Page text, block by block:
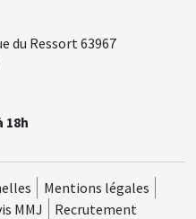
du Ressort 63967
18h
Mentions légales
MMJ Recrutement